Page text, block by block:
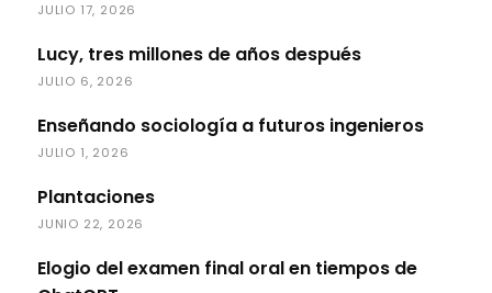
JULIO 17, 2026
Lucy, tres millones de años después
JULIO 6, 2026
Enseñando sociología a futuros ingenieros
JULIO 1, 2026
Plantaciones
JUNIO 22, 2026
Elogio del examen final oral en tiempos de